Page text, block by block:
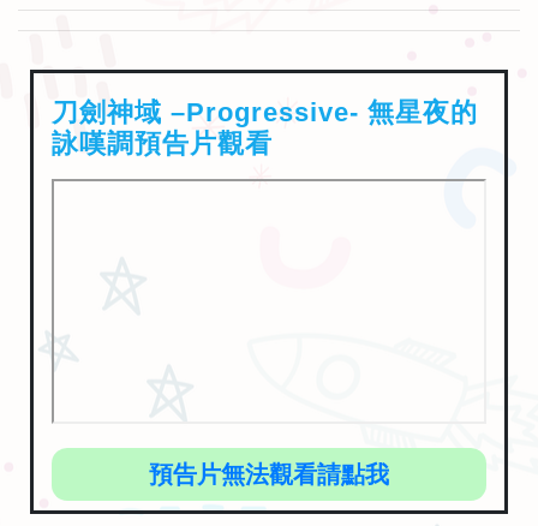
刀劍神域 –Progressive- 無星夜的
詠嘆調預告片觀看
預告片無法觀看請點我